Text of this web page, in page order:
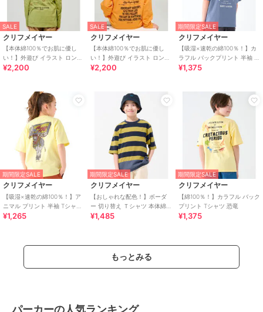
SALE
クリフメイヤー
【本体綿100％でお肌に優し
い！】外遊び イラスト ロンT
ロゴ 120cm～170cm
¥2,200
SALE
クリフメイヤー
【本体綿100％でお肌に優し
い！】外遊び イラスト ロンT
釣り 120cm～170cm
¥2,200
期間限定SALE
クリフメイヤー
【吸湿×速乾の綿100％！】カ
ラフル バックプリント 半袖 T
シャツ ルアー 120cm～170cm
¥1,375
期間限定SALE
クリフメイヤー
【吸湿×速乾の綿100％！】ア
ニマル プリント 半袖 Tシャツ
牛 120cm～170cm
¥1,265
期間限定SALE
クリフメイヤー
【おしゃれな配色！】ボーダ
ー 切り替え Ｔシャツ 本体綿
100％ 120cm～170cm
¥1,485
期間限定SALE
クリフメイヤー
【綿100％！】カラフル バック
プリント Tシャツ 恐竜
¥1,375
もっとみる
パーカーの人気ランキング